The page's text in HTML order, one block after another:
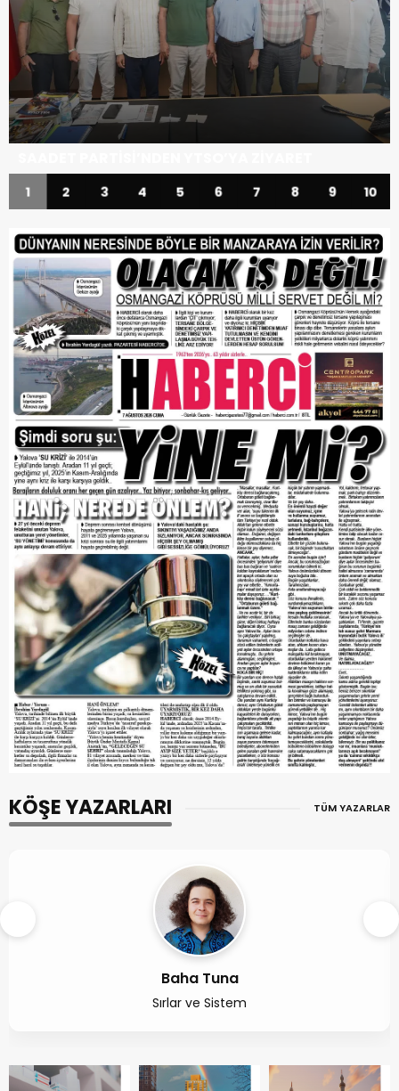
UMKE, KOCAELİ’NDEKİ BÖLGE TATBİKATINA
1 2 3 4 5 6 7 8 9 10
KÖŞE YAZARLARI TÜM YAZARLAR
Mustafa Karamercimek
NASREDDİN HOCA EŞEĞİNİ EĞİTMEK